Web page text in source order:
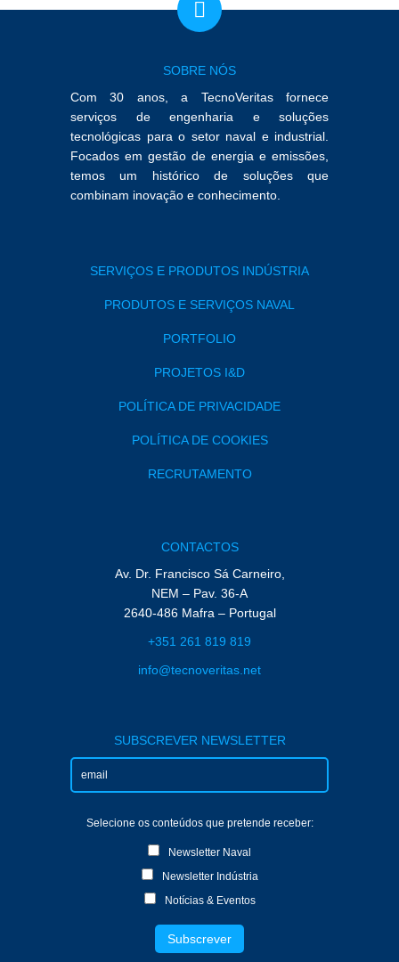
SOBRE NÓS
Com 30 anos, a TecnoVeritas fornece
serviços de engenharia e soluções
tecnológicas para o setor naval e industrial.
Focados em gestão de energia e emissões,
temos um histórico de soluções que
combinam inovação e conhecimento.
SERVIÇOS E PRODUTOS INDÚSTRIA
PRODUTOS E SERVIÇOS NAVAL
PORTFOLIO
PROJETOS I&D
POLÍTICA DE PRIVACIDADE
POLÍTICA DE COOKIES
RECRUTAMENTO
CONTACTOS
Av. Dr. Francisco Sá Carneiro,
NEM – Pav. 36-A
2640-486 Mafra – Portugal
+351 261 819 819
info@tecnoveritas.net
SUBSCREVER NEWSLETTER
Selecione os conteúdos que pretende receber:
Newsletter Naval
Newsletter Indústria
Notícias & Eventos